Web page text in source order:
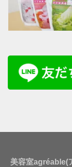
美容室agréable(